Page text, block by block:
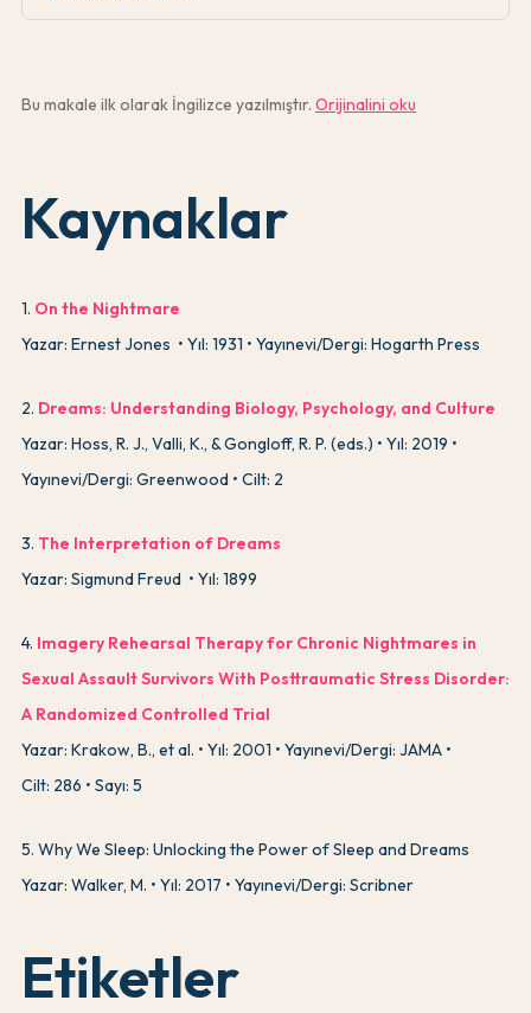
Bu makale ilk olarak İngilizce yazılmıştır. Orijinalini oku
Kaynaklar
1. On the Nightmare
Yazar: Ernest Jones
Yıl: 1931 Yayınevi/Dergi: Hogarth Press
2. Dreams: Understanding Biology, Psychology, and Culture
Yazar: Hoss, R. J., Valli, K., & Gongloff, R. P. (eds.)
Yıl: 2019
Yayınevi/Dergi: Greenwood
Cilt: 2
3. The Interpretation of Dreams
Yazar: Sigmund Freud
Yıl: 1899
4. Imagery Rehearsal Therapy for Chronic Nightmares in
Sexual Assault Survivors With Posttraumatic Stress Disorder:
A Randomized Controlled Trial
Yazar: Krakow, B., et al.
Yıl: 2001
Yayınevi/Dergi: JAMA
Cilt: 286
Sayı: 5
5. Why We Sleep: Unlocking the Power of Sleep and Dreams
Yazar: Walker, M.
Yıl: 2017 Yayınevi/Dergi: Scribner
Etiketler